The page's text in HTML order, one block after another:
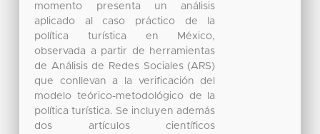
momento presenta un análisis
aplicado al caso práctico de la
política turística en México,
observada a partir de herramientas
de Análisis de Redes Sociales (ARS)
que conllevan a la verificación del
modelo teórico-metodológico de la
política turística. Se incluyen además
dos artículos científicos